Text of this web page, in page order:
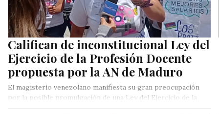
Califican de inconstitucional Ley del
Ejercicio de la Profesión Docente
propuesta por la AN de Maduro
El magisterio venezolano manifiesta su gran preocupación
por la posible promulgación de una Ley del Ejercicio de la
Profesión Docente,…